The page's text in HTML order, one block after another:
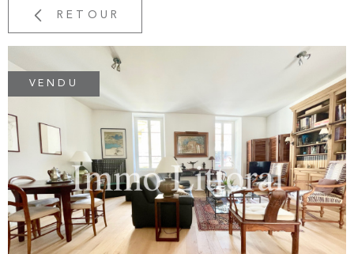
BIENS
RETOUR
VENDU
TEXTE
RECHERCHER